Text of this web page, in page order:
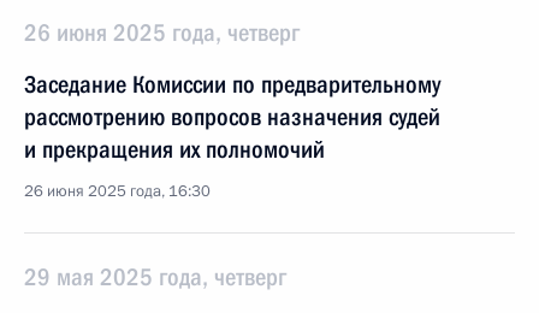
26 июня 2025 года, четверг
Заседание Комиссии по предварительному
рассмотрению вопросов назначения судей
и прекращения их полномочий
26 июня 2025 года, 16:30
29 мая 2025 года, четверг